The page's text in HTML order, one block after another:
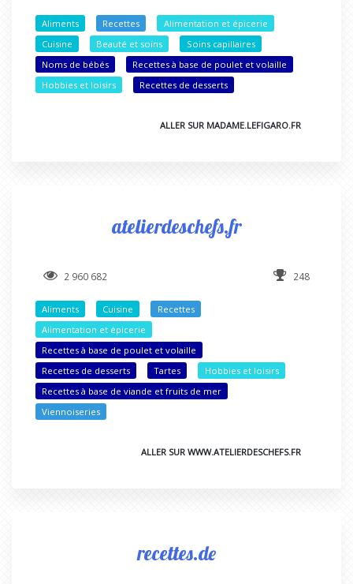
Aliments Recettes
Alimentation et épicerie
Cuisine
Beauté et soins
Soins capillaires
Noms de bébés
Recettes à base de poulet et volaille
Hobbies et loisirs
Recettes de desserts
ALLER SUR MADAME.LEFIGARO.FR
atelierdeschefs.fr
2 960 682 248
Aliments Cuisine
Recettes
Alimentation et épicerie
Recettes à base de poulet et volaille
Recettes de desserts
Tartes
Hobbies et loisirs
Recettes à base de viande et fruits de mer
Viennoiseries
ALLER SUR WWW.ATELIERDESCHEFS.FR
recettes.de